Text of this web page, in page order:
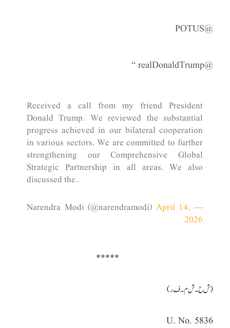
@
POTUS
@
realDonaldTrump
“
Received a call from my friend President
Donald Trump. We reviewed the substantial
progress achieved in our bilateral cooperation
in various sectors. We are committed to further
strengthening our Comprehensive Global
Strategic Partnership in all areas. We also
discussed the…
— Narendra Modi (@narendramodi)
April 14,
2026
*****
(ش ح ۔ش م۔ف ر)
U. No. 5836